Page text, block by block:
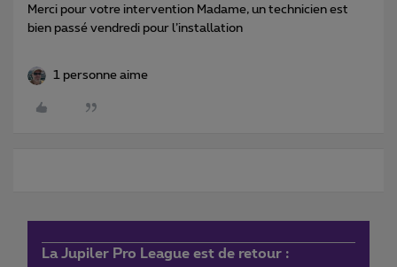
Merci pour votre intervention Madame, un technicien est
bien passé vendredi pour l’installation
1 personne aime
La Jupiler Pro League est de retour :